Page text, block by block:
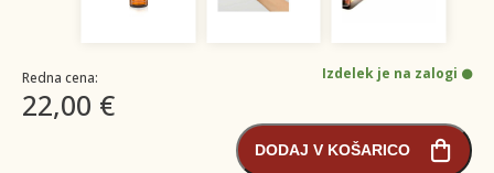
Redna cena:
22,00 €
Izdelek je na zalogi
DODAJ V KOŠARICO